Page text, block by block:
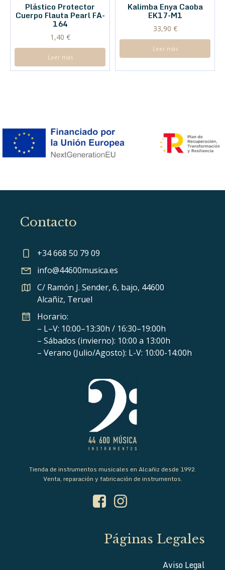
Plástico Protector
Cuerpo Flauta Pearl FA-
164
1,40 €
Leer más
Kalimba Enya Caoba
EK17-M1
33,90 €
Leer más
Contacto
+34 668 50 79 09
info@44600musica.es
C/ Ramón J. Sender, 6, bajo, 44600
Alcañiz, Teruel
Horario:
– L–V: 10:00–13:30h / 16:30–19:00h
– Sábados (invierno): 10:00 a 13:00h
– Verano (Julio/Agosto): L-V: 10:00-14:00h
Tienda de instrumentos musicales en Alcañiz desde 1992.
Venta, reparación y fabricación de instrumentos.
Páginas Legales
Aviso Legal